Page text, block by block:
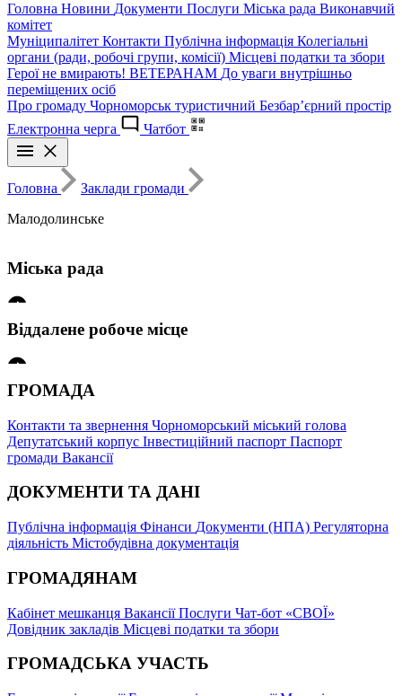
Головна Новини Документи Послуги Міська рада Виконавчий
комітет
Муніципалітет Контакти Публічна інформація Колегіальні
органи (ради, робочі групи, комісії) Місцеві податки та збори
Герої не вмирають! ВЕТЕРАНАМ До уваги внутрішньо
переміщених осіб
Про громаду Чорноморськ туристичний Безбар’єрний простір
Електронна черга
Чатбот
Головна
Заклади громади
Малодолинське
Міська рада
Малодолинська сільська адмініс
Малодолинська сільська адм
Віддалене робоче місце
ВРМ ЦНАП в с. Малодолинське
ГРОМАДА
Контакти та звернення Чорноморський міський голова
Депутатський корпус Інвестиційний паспорт Паспорт
громади Вакансії
ДОКУМЕНТИ ТА ДАНІ
Публічна інформація Фінанси Документи (НПА) Регуляторна
діяльність Містобудівна документація
ГРОМАДЯНАМ
Кабінет мешканця ВакансіїПослуги Чат-бот «СВОЇ»
Довідник закладів Місцеві податки та збори
ГРОМАДСЬКА УЧАСТЬ